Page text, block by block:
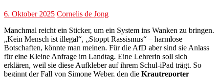
6. Oktober 2025 Cornelis de Jong
Manchmal reicht ein Sticker, um ein System ins Wanken zu bringen.
„Kein Mensch ist illegal“, „Stoppt Rassismus“ – harmlose
Botschaften, könnte man meinen. Für die AfD aber sind sie Anlass
für eine Kleine Anfrage im Landtag. Eine Lehrerin soll sich
erklären, weil sie diese Aufkleber auf ihrem Schul-iPad trägt. So
beginnt der Fall von Simone Weber, den die Krautreporter